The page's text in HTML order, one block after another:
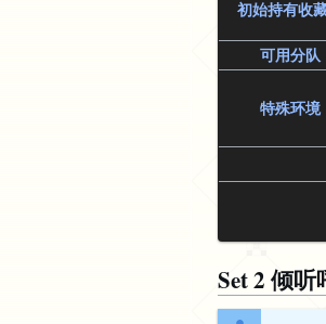
初始持有收
可用分队
特殊环境
Set 2 倾听